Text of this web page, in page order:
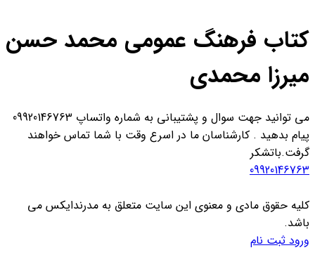
کتاب فرهنگ عمومی محمد حسن
میرزا محمدی
می توانید جهت سوال و پشتیبانی به شماره واتساپ 09920146763
پیام بدهید . کارشناسان ما در اسرع وقت با شما تماس خواهند
گرفت.باتشکر
09920146763
کلیه حقوق مادی و معنوی این سایت متعلق به مدرندایکس می
باشد.
ورودثبت نام